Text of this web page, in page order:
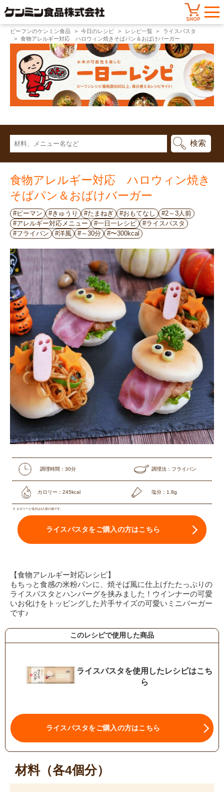
ビーフンのケンミン食品 今日のレシピ レシピ一覧
ライスパスタ
食物アレルギー対応 ハロウィン焼きそばパン＆おばけバーガー
食物アレルギー対応 ハロウィン焼き
そばパン＆おばけバーガー
#ピーマン #きゅうり #たまねぎ #おもてなし
#2～3人前
#アレルギー対応メニュー
#一日一レシピ
#ライスパスタ
#フライパン
#洋風 #～30分 #〜300kcal
調理時間：30分 調理法：フライパン
カロリー：245kcal 塩分：1.8g
※ カロリーと塩分は1人前の値です。
ライスパスタをご購入の方はこちら
【食物アレルギー対応レシピ】
もちっと食感の米粉パンに、焼そば風に仕上げたたっぷりの
ライスパスタとハンバーグを挟みました！ウインナーの可愛
いお化けをトッピングした片手サイズの可愛いミニバーガー
です♪
このレシピで使用した商品
ライスパスタを使用したレシピはこち
ら
ライスパスタをご購入の方はこちら
材料（各4個分）